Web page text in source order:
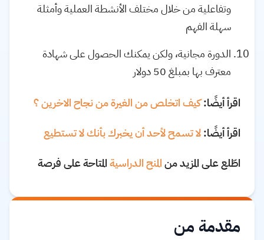
وتفاعلية من خلال مختلف الأنشطة العملية وأمثلة
سهلة الفهم
الدورة مجانية، ولكن يمكنك الحصول على شهادة
معترف بها بمبلغ 50 دولار
اقرأ أيضًا:كيف اتخلص من الغيرة من نجاح الاخرين ؟
اقرأ أيضًا:لا تسمح لأحد أن يخبرك بأنك لا تستطيع
اطّلع على المزيد منالمنح الدراسيةالمتاحة على فرصة
مقدمة من